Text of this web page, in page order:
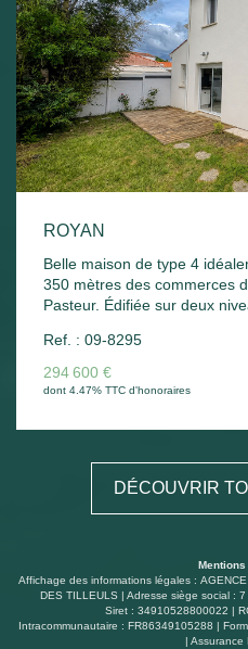
ROYAN
Belle maison de type 4
350 mètres des commerces
Pasteur. Édifiée sur deux
découvrirez une belle pièce
traversante comprenant un
aménagée, le tout ouvert sur
WC indépendant ainsi
salle d'eau complètent ce niveau. À l'étage,
et dispose de deux places de
confortable et pratique, idéal
Ref. : 09-8295
294 600 €
dont 4.47% TTC d'honoraires
DÉCOUVRIR
Affichage des informations légales :
DES TILLEULS | Adresse siège social :
Siret : 34910528800022 |
Intracommunautaire : FR86349105288 |
| Assurance